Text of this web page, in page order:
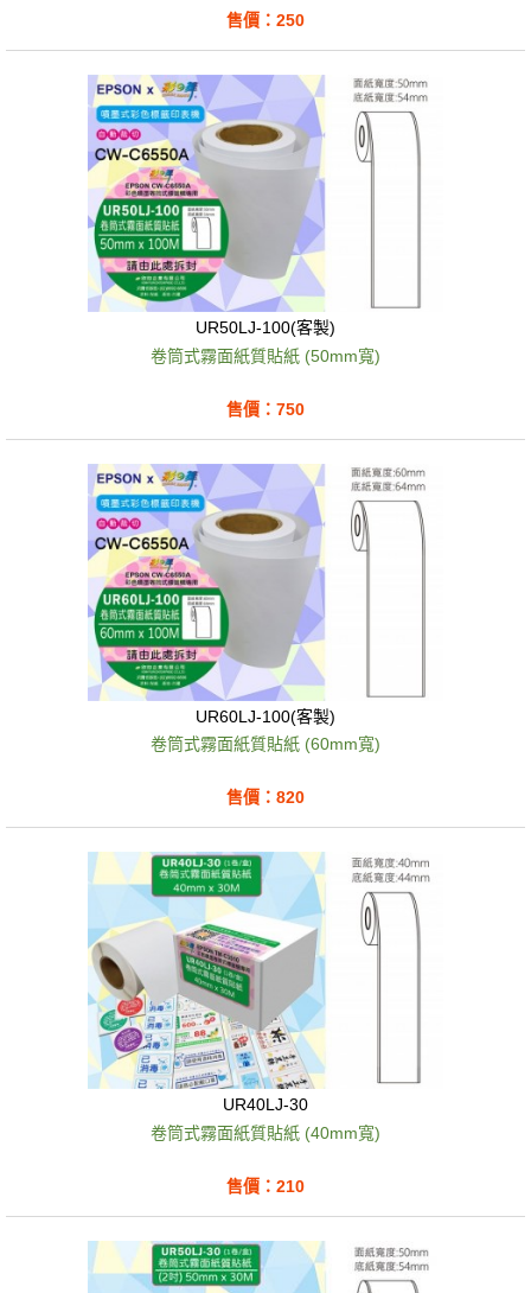
售價：250
UR50LJ-100(客製)
卷筒式霧面紙質貼紙 (50mm寬)
售價：750
UR60LJ-100(客製)
卷筒式霧面紙質貼紙 (60mm寬)
售價：820
UR40LJ-30
卷筒式霧面紙質貼紙 (40mm寬)
售價：210